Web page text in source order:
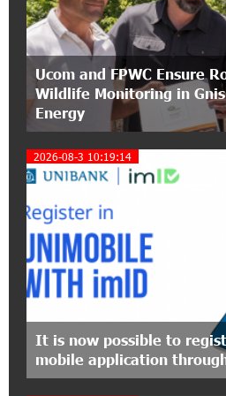
partnership of
17:31:55 8-07-2026
Idram is the general
Conscious Parenting
Polytechnic
Held with the Support
Converse Bank
EBRD Bonds
From Financial
The 4th Junius
Wrapped Up
Ucom and FPWC Ensure
Wildlife Monitoring in
Energy
2026-08-3 10:19:14
It is now possible to
mobile application